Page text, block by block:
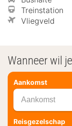
Treinstation
Vliegveld
Wanneer wil
Aankomst
Aankomst
Reisgezelschap